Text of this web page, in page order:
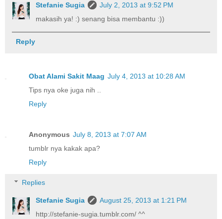
Stefanie Sugia
July 2, 2013 at 9:52 PM
makasih ya! :) senang bisa membantu :))
Reply
Obat Alami Sakit Maag July 4, 2013 at 10:28 AM
Tips nya oke juga nih ..
Reply
Anonymous July 8, 2013 at 7:07 AM
tumblr nya kakak apa?
Reply
Replies
Stefanie Sugia
August 25, 2013 at 1:21 PM
http://stefanie-sugia.tumblr.com/ ^^